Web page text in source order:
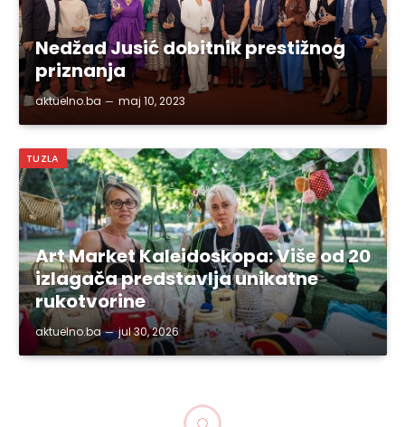
Nedžad Jusić dobitnik prestižnog
priznanja
aktuelno.ba maj 10, 2023
TUZLA
Art Market Kaleidoskopa: Više od 20
izlagača predstavlja unikatne
rukotvorine
aktuelno.ba jul 30, 2026